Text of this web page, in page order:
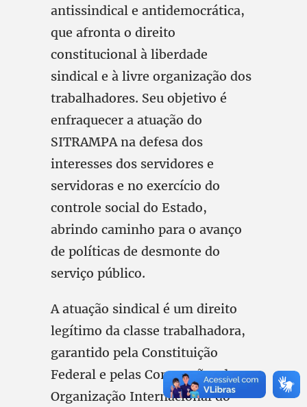
antissindical e antidemocrática,
que afronta o direito
constitucional à liberdade
sindical e à livre organização dos
trabalhadores. Seu objetivo é
enfraquecer a atuação do
SITRAMPA na defesa dos
interesses dos servidores e
servidoras e no exercício do
controle social do Estado,
abrindo caminho para o avanço
de políticas de desmonte do
serviço público.
A atuação sindical é um direito
legítimo da classe trabalhadora,
garantido pela Constituição
Federal e pelas Convenções da
Organização Internacional do